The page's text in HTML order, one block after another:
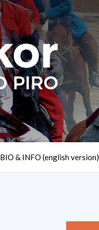
BIO & INFO (english version)